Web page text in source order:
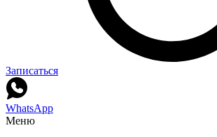
Записаться
WhatsApp
Меню